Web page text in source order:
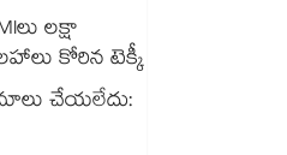
లక్షా
కోరిన టెక్కీ
చేయలేదు: